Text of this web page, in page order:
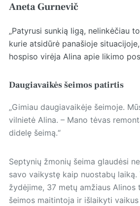
Aneta Gurnevič
„Patyrusi sunkią ligą, nelinkėčiau
kurie atsidūrė panašioje
hospiso virėja Alina apie likimo
Daugiavaikės šeimos patirtis
„Gimiau daugiavaikėje šeimoje.
vilnietė Alina. – Mano tėvas
didelę šeimą.“
Septynių žmonių šeima glaudėsi
savo vaikystę kaip nuostabų
žydėjime, 37 metų amžiaus
šeimos maitintoja ir išlaikyti